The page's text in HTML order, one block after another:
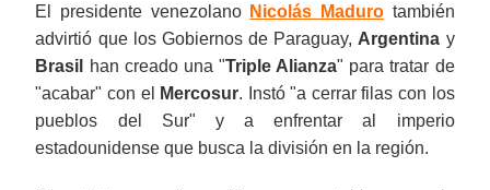
El presidente venezolano Nicolás Madurotambién
advirtió que los Gobiernos de Paraguay, Argentina y
Brasil
han creado una "Triple Alianza" para tratar de
"acabar" con el
Mercosur. Instó "a cerrar filas con los
pueblos del Sur" y a enfrentar al imperio
estadounidense que busca la división en la región.